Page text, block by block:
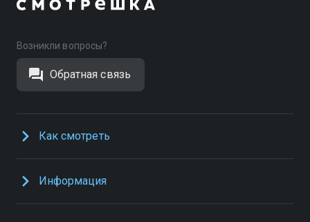
Возникли вопросы?
Обратная связь
Как смотреть
Информация